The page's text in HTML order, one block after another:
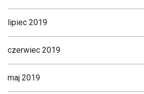
lipiec 2019
czerwiec 2019
maj 2019